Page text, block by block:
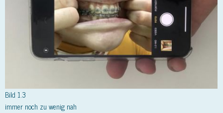
Bild 1.3
immer noch zu wenig nah